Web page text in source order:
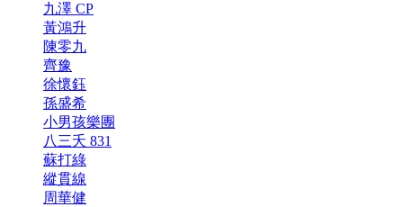
九澤 CP
黃鴻升
陳零九
齊豫
徐懷鈺
孫盛希
小男孩樂團
八三夭 831
蘇打綠
縱貫線
周華健